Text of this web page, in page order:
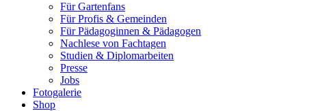
Für Gartenfans
Für Profis & Gemeinden
Für Pädagoginnen & Pädagogen
Nachlese von Fachtagen
Studien & Diplomarbeiten
Presse
Jobs
Fotogalerie
Shop